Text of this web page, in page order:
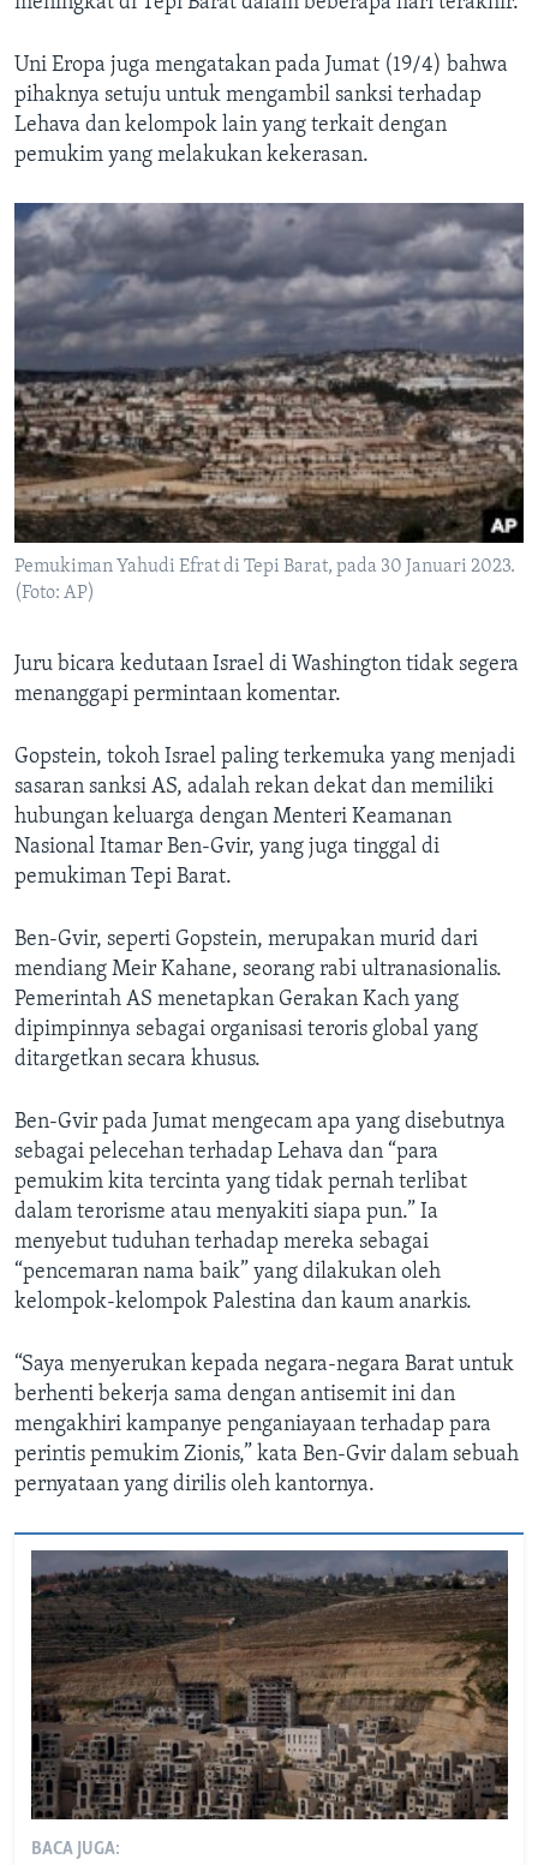
Uni Eropa juga mengatakan pada Jumat (19/4) bahwa
pihaknya setuju untuk mengambil sanksi terhadap
Lehava dan kelompok lain yang terkait dengan
pemukim yang melakukan kekerasan.
Pemukiman Yahudi Efrat di Tepi Barat, pada 30 Januari 2023.
(Foto: AP)
Juru bicara kedutaan Israel di Washington tidak segera
menanggapi permintaan komentar.
Gopstein, tokoh Israel paling terkemuka yang menjadi
sasaran sanksi AS, adalah rekan dekat dan memiliki
hubungan keluarga dengan Menteri Keamanan
Nasional Itamar Ben-Gvir, yang juga tinggal di
pemukiman Tepi Barat.
Ben-Gvir, seperti Gopstein, merupakan murid dari
mendiang Meir Kahane, seorang rabi ultranasionalis.
Pemerintah AS menetapkan Gerakan Kach yang
dipimpinnya sebagai organisasi teroris global yang
ditargetkan secara khusus.
Ben-Gvir pada Jumat mengecam apa yang disebutnya
sebagai pelecehan terhadap Lehava dan “para
pemukim kita tercinta yang tidak pernah terlibat
dalam terorisme atau menyakiti siapa pun.” Ia
menyebut tuduhan terhadap mereka sebagai
“pencemaran nama baik” yang dilakukan oleh
kelompok-kelompok Palestina dan kaum anarkis.
“Saya menyerukan kepada negara-negara Barat untuk
berhenti bekerja sama dengan antisemit ini dan
mengakhiri kampanye penganiayaan terhadap para
perintis pemukim Zionis,” kata Ben-Gvir dalam sebuah
pernyataan yang dirilis oleh kantornya.
BACA JUGA: